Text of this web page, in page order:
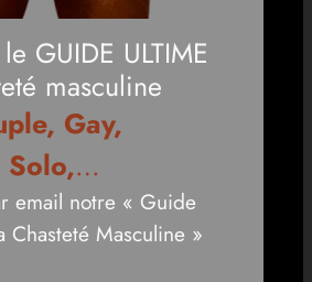
GUIDE ULTIME
masculine
Gay,
…
email notre « Guide
Chasteté Masculine »